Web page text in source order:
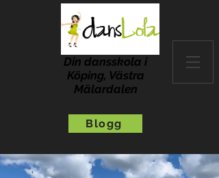
Din dansskola i
Köping, Västra
Mälardalen
Blogg